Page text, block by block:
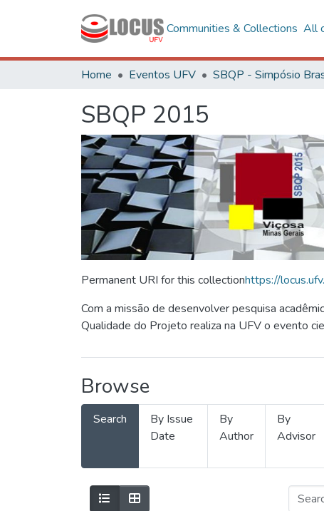
Communities & Collections All
Home Eventos UFV
SBQP 2015
Permanent URI for this collectionhttps://
Com a missão de desenvolver pesquisa
Qualidade do Projeto realiza na UFV o evento
Browse
Search
By Issue
Date
By
Author
By
Advisor